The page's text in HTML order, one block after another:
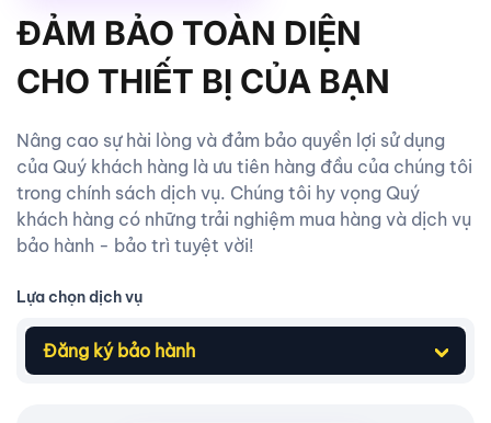
ĐẢM BẢO TOÀN DIỆN
CHO THIẾT BỊ CỦA BẠN
Nâng cao sự hài lòng và đảm bảo quyền lợi sử dụng
của Quý khách hàng là ưu tiên hàng đầu của chúng tôi
trong chính sách dịch vụ. Chúng tôi hy vọng Quý
khách hàng có những trải nghiệm mua hàng và dịch vụ
bảo hành - bảo trì tuyệt vời!
Lựa chọn dịch vụ
Đăng ký bảo hành